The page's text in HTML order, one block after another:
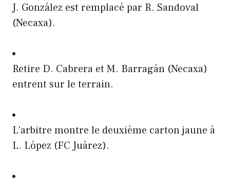
J. González est remplacé par R. Sandoval
(Necaxa).
Retire D. Cabrera et M. Barragán (Necaxa)
entrent sur le terrain.
L'arbitre montre le deuxième carton jaune à
L. López (FC Juárez).